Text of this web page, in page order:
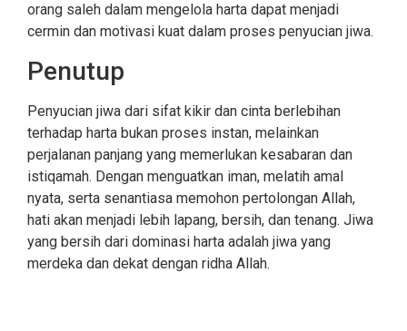
orang saleh dalam mengelola harta dapat menjadi
cermin dan motivasi kuat dalam proses penyucian jiwa.
Penutup
Penyucian jiwa dari sifat kikir dan cinta berlebihan
terhadap harta bukan proses instan, melainkan
perjalanan panjang yang memerlukan kesabaran dan
istiqamah. Dengan menguatkan iman, melatih amal
nyata, serta senantiasa memohon pertolongan Allah,
hati akan menjadi lebih lapang, bersih, dan tenang. Jiwa
yang bersih dari dominasi harta adalah jiwa yang
merdeka dan dekat dengan ridha Allah.